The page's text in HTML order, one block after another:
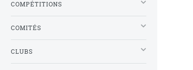
COMPÉTITIONS
COMITÉS
CLUBS